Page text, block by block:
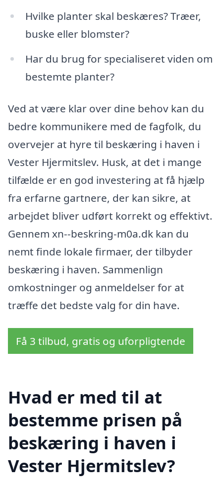
Hvilke planter skal beskæres? Træer,
buske eller blomster?
Har du brug for specialiseret viden om
bestemte planter?
Ved at være klar over dine behov kan du
bedre kommunikere med de fagfolk, du
overvejer at hyre til beskæring i haven i
Vester Hjermitslev. Husk, at det i mange
tilfælde er en god investering at få hjælp
fra erfarne gartnere, der kan sikre, at
arbejdet bliver udført korrekt og effektivt.
Gennem xn--beskring-m0a.dk kan du
nemt finde lokale firmaer, der tilbyder
beskæring i haven. Sammenlign
omkostninger og anmeldelser for at
træffe det bedste valg for din have.
Få 3 tilbud, gratis og uforpligtende
Hvad er med til at
bestemme prisen på
beskæring i haven i
Vester Hjermitslev?